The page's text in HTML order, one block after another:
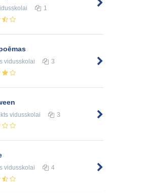
1
vidusskolai 3
vidusskolai 3
vidusskolai 4